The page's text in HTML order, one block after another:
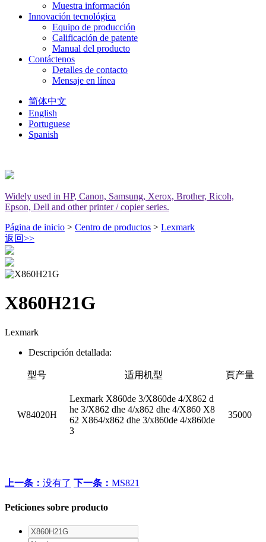
Muestra información
Innovación tecnológica
Equipo de producción
Calificación de patente
Manual del producto
Contáctenos
Detalles de contacto
Mensaje en línea
简体中文
English
Portuguese
Spanish
Widely used in HP, Canon, Samsung, Xerox, Brother, Ricoh,
Epson, Dell and other printer / copier series.
Página de inicio > Centro de productos > Lexmark
返回>>
X860H21G
Lexmark
Descripción detallada:
型号 适用机型 頁产量
W84020H
Lexmark X860de 3/X860de 4/X862 d
he 3/X862 dhe 4/x862 dhe 4/X860 X8
62 X864/x862 dhe 3/x860de 4/x860de
3
35000
上一条： 没有了 下一条： MS821
Peticiones sobre producto